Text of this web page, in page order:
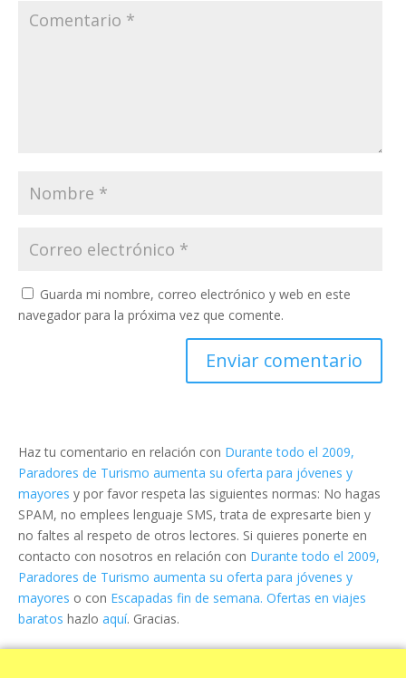
Guarda mi nombre, correo electrónico y web en este
navegador para la próxima vez que comente.
Haz tu comentario en relación con Durante todo el 2009,
Paradores de Turismo aumenta su oferta para jóvenes y
mayores y por favor respeta las siguientes normas: No hagas
SPAM, no emplees lenguaje SMS, trata de expresarte bien y
no faltes al respeto de otros lectores. Si quieres ponerte en
contacto con nosotros en relación con Durante todo el 2009,
Paradores de Turismo aumenta su oferta para jóvenes y
mayores o con Escapadas fin de semana. Ofertas en viajes
baratos hazlo aquí. Gracias.